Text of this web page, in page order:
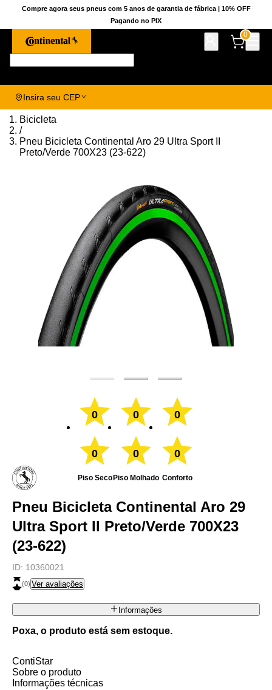
Compre agora seus pneus com 5 anos de garantia de fábrica | 10% OFF
Pagando no PIX
0
Insira seu CEP
Bicicleta
/
Pneu Bicicleta Continental Aro 29 Ultra Sport II
Preto/Verde 700X23 (23-622)
0
0
Piso Seco
0
0
Piso Molhado
0
0
Conforto
Pneu Bicicleta Continental Aro 29
Ultra Sport II Preto/Verde 700X23
(23-622)
ID: 10360021
(0) Ver avaliações
Informações
Poxa, o produto está sem estoque.
ContiStar
Sobre o produto
Informações técnicas